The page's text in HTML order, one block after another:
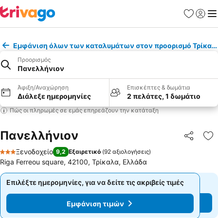
Εμφάνιση όλων των καταλυμάτων στον προορισμό
Προορισμός
Πανελλήνιον
Άφιξη/Αναχώρηση
Διάλεξε ημερομηνίες
Επισκέπτες & δωμάτια
2 πελάτες, 1 δωμάτιο
Πώς οι πληρωμές σε εμάς επηρεάζουν την κατάταξη
Πανελλήνιον
3 Αστέρια
Ξενοδοχείο 9,2 Εξαιρετικό (92 αξιολογήσεις)
Riga Ferreou square, 42100, Τρίκαλα, Ελλάδα
Επιλέξτε ημερομηνίες, για να δείτε τις ακριβείς τιμές
Εμφάνιση τιμών
Επιλέξτε ημερομηνίες, για να δείτε τις ακριβείς τιμές
Εμφάνιση τιμών